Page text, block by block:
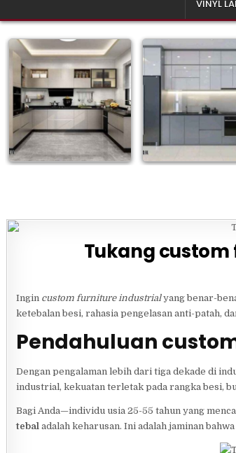
VINYL
Tukang
Ingin custom furniture industrialyang benar-
ketebalan besi, rahasia pengelasan anti-patah,
Pendahuluan
Dengan pengalaman lebih dari tiga dekade di
industrial, kekuatan terletak pada rangka besi,
Bagi Anda—individu usia 25-55 tahun yang
tebaladalah keharusan. Ini adalah jaminan